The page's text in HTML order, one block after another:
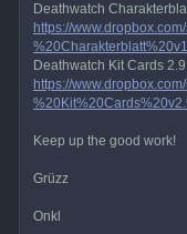
Deathwatch
https://
Deathwatch Kit Cards
https://
Keep up the good work!
Grüzz
Onkl